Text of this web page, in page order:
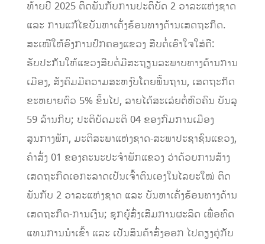
ທ້າຍປີ 2025 ຕິດພັນກັບການປະຕິບັດ 2 ວາລະແຫ່ງຊາດ
ແລະ ການແກ້ໄຂບັນຫາເຄັ່ງຮ້ອນທາງດ້ານເສດຖະກິດ.
ສະເໜີໃຫ້ອົງການປົກຄອງແຂວງ ສືບຕໍ່ເອົາໃຈໃສ່ຄື:
ຮັບປະກັນໃຫ້ແຂວງສືບຕໍ່ມີສະຖຽນລະພາບທາງດ້ານການ
ເມືອງ, ສັງຄົມມີຄວາມສະຫງົບໂດຍພື້ນຖານ, ເສດຖະກິດ
ຂະຫຍາຍຕົວ 5% ຂຶ້ນໄປ, ລາຍໄດ້ສະເລ່ຍຕໍ່ຫົວຄົນ ບັນລຸ
59 ລ້ານກີບ; ປະຕິບັດມະຕິ 04 ຂອງກົມການເມືອງ
ສູນກາງພັກ, ມະຕິສະພາແຫ່ງຊາດ-ສະພາປະຊາຊົນແຂວງ,
ຄໍາສັ່ງ 01 ຂອງຄະນະປະຈໍາພັກແຂວງ ວ່າດ້ວຍການສ້າງ
ເສດຖະກິດເອກະລາດເປັນເຈົ້າຕົນເອງໃນໄລຍະໃໝ່ ຕິດ
ພັນກັບ 2 ວາລະແຫ່ງຊາດ ແລະ ບັນຫາເຄັ່ງຮ້ອນທາງດ້ານ
ເສດຖະກິດ-ການເງິນ; ຊຸກຍູ້ສົ່ງເສີມການຜະລິດ ເພື່ອທົດ
ແທນການນໍາເຂົ້າ ແລະ ເປັນສິນຄ້າສົ່ງອອກ ໄປຄຽງຄູ່ກັບ